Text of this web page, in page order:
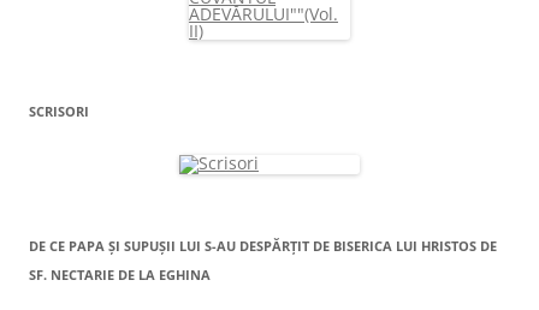
SCRISORI
DE CE PAPA ŞI SUPUŞII LUI S-AU DESPĂRŢIT DE BISERICA LUI HRISTOS DE
SF. NECTARIE DE LA EGHINA